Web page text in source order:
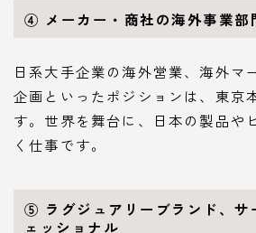
④ メーカー・商社の海外事業部
日系大手企業の海外営業、海外マ
企画といったポジションは、東京
す。世界を舞台に、日本の製品や
く仕事です。
⑤ ラグジュアリーブランド、サ
ェッショナル